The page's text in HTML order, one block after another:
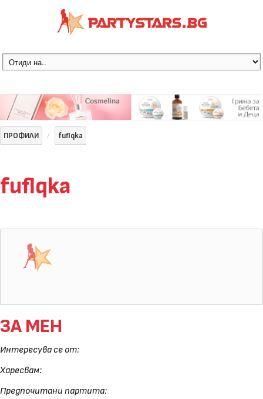
ПРОФИЛИ fuflqka
fuflqka
ЗА МЕН
Интересува се от:
Харесвам:
Предпочитани партита: